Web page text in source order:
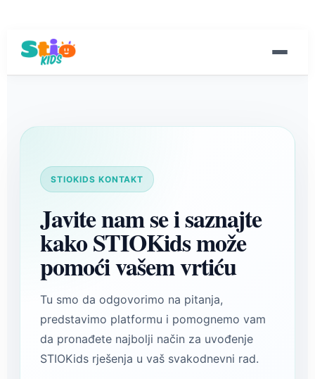
STIOKIDS KONTAKT
Javite nam se i saznajte
kako STIOKids može
pomoći vašem vrtiću
Tu smo da odgovorimo na pitanja,
predstavimo platformu i pomognemo vam
da pronađete najbolji način za uvođenje
STIOKids rješenja u vaš svakodnevni rad.